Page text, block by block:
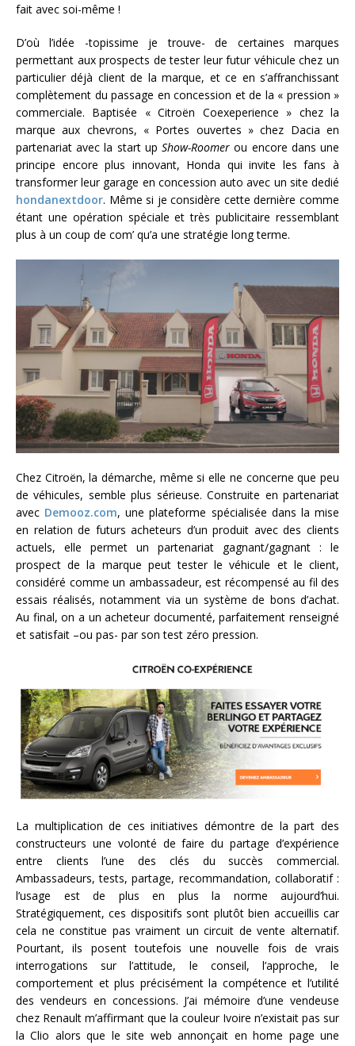
fait avec soi-même !
D’où l’idée -topissime je trouve- de certaines marques
permettant aux prospects de tester leur futur véhicule chez un
particulier déjà client de la marque, et ce en s’affranchissant
complètement du passage en concession et de la « pression »
commerciale. Baptisée « Citroën Coexeperience » chez la
marque aux chevrons, « Portes ouvertes » chez Dacia en
partenariat avec la start upShow-Roomer ou encore dans une
principe encore plus innovant, Honda qui invite les fans à
transformer leur garage en concession auto avec un site dedié
hondanextdoor. Même si je considère cette dernière comme
étant une opération spéciale et très publicitaire ressemblant
plus à un coup de com’ qu’a une stratégie long terme.
Chez Citroën, la démarche, même si elle ne concerne que peu
de véhicules, semble plus sérieuse. Construite en partenariat
avec Demooz.com, une plateforme spécialisée dans la mise
en relation de futurs acheteurs d’un produit avec des clients
actuels, elle permet un partenariat gagnant/gagnant : le
prospect de la marque peut tester le véhicule et le client,
considéré comme un ambassadeur, est récompensé au fil des
essais réalisés, notamment via un système de bons d’achat.
Au final, on a un acheteur documenté, parfaitement renseigné
et satisfait –ou pas- par son test zéro pression.
La multiplication de ces initiatives démontre de la part des
constructeurs une volonté de faire du partage d’expérience
entre clients l’une des clés du succès commercial.
Ambassadeurs, tests, partage, recommandation, collaboratif :
l’usage est de plus en plus la norme aujourd’hui.
Stratégiquement, ces dispositifs sont plutôt bien accueillis car
cela ne constitue pas vraiment un circuit de vente alternatif.
Pourtant, ils posent toutefois une nouvelle fois de vrais
interrogations sur l’attitude, le conseil, l’approche, le
comportement et plus précisément la compétence et l’utilité
des vendeurs en concessions. J’ai mémoire d’une vendeuse
chez Renault m’affirmant que la couleur Ivoire n’existait pas sur
la Clio alors que le site web annonçait en home page une